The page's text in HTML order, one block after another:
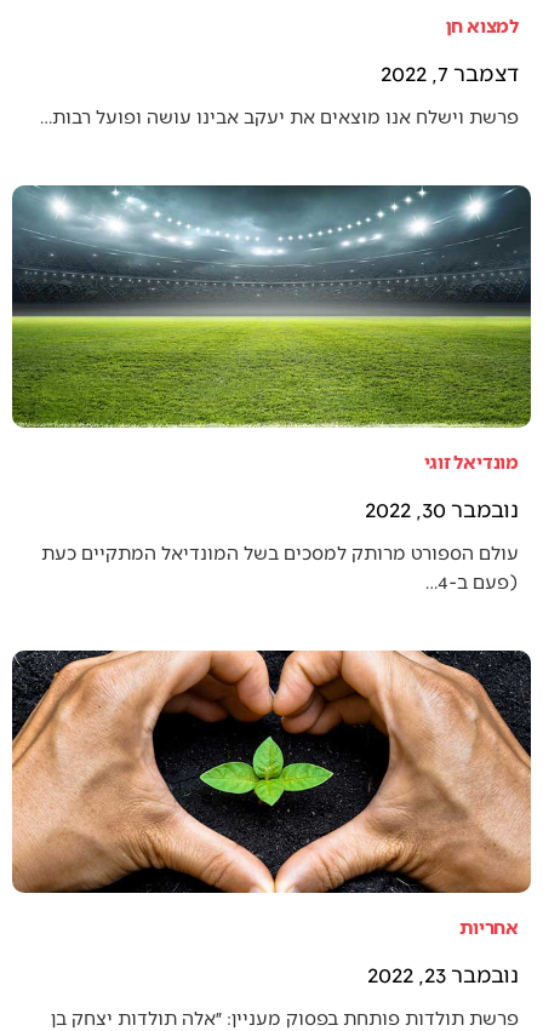
למצוא חן
דצמבר 7, 2022
פרשת וישלח אנו מוצאים את יעקב אבינו עושה ופועל רבות…
מונדיאל זוגי
נובמבר 30, 2022
עולם הספורט מרותק למסכים בשל המונדיאל המתקיים כעת
(פעם ב-4…
אחריות
נובמבר 23, 2022
פרשת תולדות פותחת בפסוק מעניין: ״אלה תולדות יצחק בן